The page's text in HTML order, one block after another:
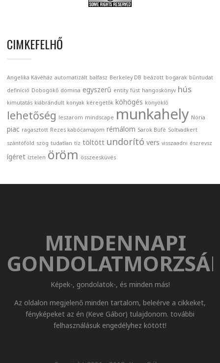
CIMKEFELHŐ
Angelika Kávéház automatizált balfasz Berkeley DB beázott bogarak bűntudat
definíció Dobogókő domina egyszerű entity füst hangoskönyv hús
kimutatás kiábrándult konyak kéregetők köhögés könyöklő
lehetőség leszarom mindscape munkahely Nória
piac ragasztott Rezes kabócamajom rémálom Sarok Büfé Soltvadkert
szántóföld szög tudatlan tíz töltött undorító vers visszaadni észrevsz
ígéret íztelen öröm összeesküvés
MINDENNAPI
Képek-, gondolatok-, és minden más!
Az oldalon megjelenő minden tartalom, beleérve a cikkeket,
fényképeket az én (Keve Gábor) tulajdonom. további
felhasználásuk engedélyhez kötött!